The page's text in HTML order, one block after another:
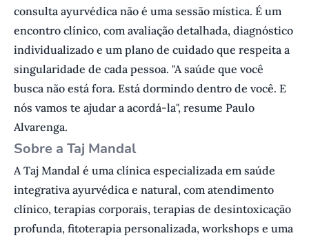
consulta ayurvédica não é uma sessão mística. É um
encontro clínico, com avaliação detalhada, diagnóstico
individualizado e um plano de cuidado que respeita a
singularidade de cada pessoa. "A saúde que você
busca não está fora. Está dormindo dentro de você. E
nós vamos te ajudar a acordá-la", resume Paulo
Alvarenga.
Sobre a Taj Mandal
A Taj Mandal é uma clínica especializada em saúde
integrativa ayurvédica e natural, com atendimento
clínico, terapias corporais, terapias de desintoxicação
profunda, fitoterapia personalizada, workshops e uma